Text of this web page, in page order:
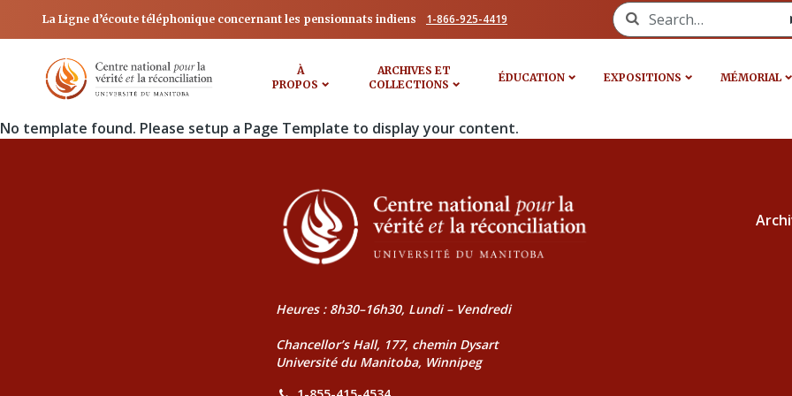
La Ligne d’écoute téléphonique concernant les pensionnats indiens 1-866-925-4419 Search for:
À
PROPOS
ARCHIVES ET
COLLECTIONS
ÉDUCATION EXPOSITIONS MÉMORIAL
No template found. Please setup a Page Template to display your content.
Heures : 8h30–16h30, Lundi – Vendredi
Chancellor’s Hall, 177, chemin Dysart
Université du Manitoba, Winnipeg